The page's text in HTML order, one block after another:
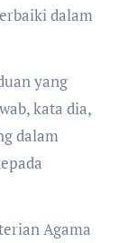
dalam
yang
kata dia,
dalam
Agama